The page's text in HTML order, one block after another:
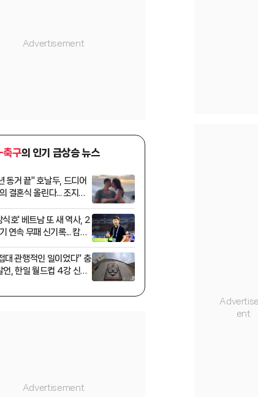
축구의 인기 급상승 뉴스
동거 끝" 호날두, 드디어
결혼식 올린다... 조지나,
모님으로"
식호' 베트남 또 새 역사, 2
연속 무패 신기록... 캄보
'
대 관행적인 일이었다" 충
언, 한일 월드컵 4강 신화